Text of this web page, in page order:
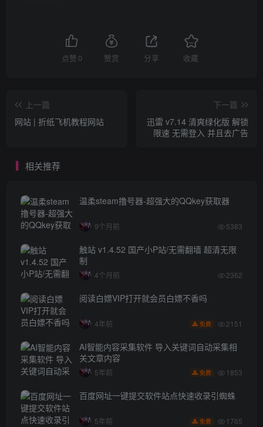
点赞 0 赞赏 分享 收藏
上一篇
网站 | 折纸飞机教程网站
下一篇
迅雷 v7.14 清爽绿化版 解锁
限速 无需登入 并且去广告
相关推荐
温柔steam撸号器-超强大的QQkey获取器
9个月前 5383
触站 v1.4.52 国产小P站/无需翻墙 超清无限
制
4个月前 2362
阅读白嫖VIP打开就会员白嫖不香吗
4年前 免费 2151
AI智能内容采集软件 导入关键词自动采集相
关文章内容
5年前 免费 1853
百度网址一键提交软件站点快速收录引蜘蛛
5年前 免费 1765